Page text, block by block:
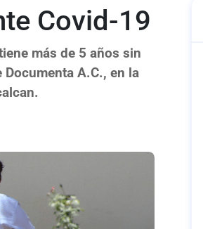
Covid-19
más de 5 años sin
A.C., en la